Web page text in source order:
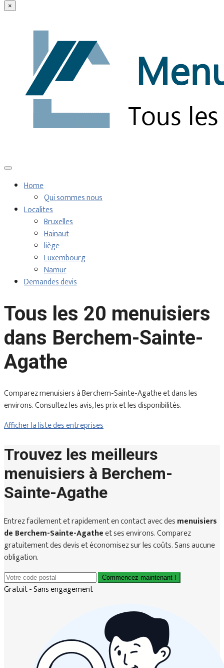
×
Home
Qui sommes nous
Localites
Bruxelles
Hainaut
liège
Luxembourg
Namur
Demandes devis
Tous les 20 menuisiers
dans Berchem-Sainte-
Agathe
Comparez menuisiers à Berchem-Sainte-Agathe et dans les
environs. Consultez les avis, les prix et les disponibilités.
Afficher la liste des entreprises
Trouvez les meilleurs
menuisiers à Berchem-
Sainte-Agathe
Entrez facilement et rapidement en contact avec desmenuisiers
de Berchem-Sainte-Agatheet ses environs. Comparez
gratuitement des devis et économisez sur les coûts. Sans aucune
obligation.
Commencez maintenant !
Gratuit - Sans engagement